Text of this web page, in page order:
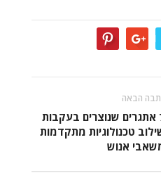
הבאה
7 אתגרים שנוצרים בעקבות
טכנולוגיות מתקדמות
אנוש